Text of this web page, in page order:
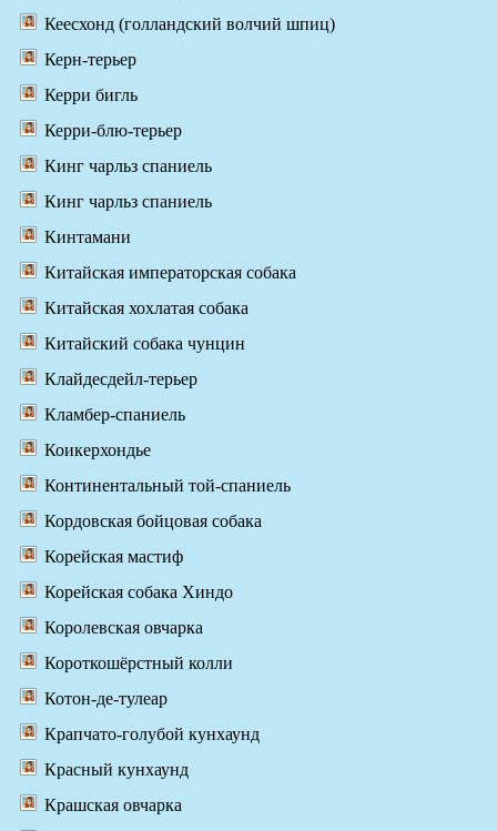
Кеесхонд (голландский волчий шпиц)
Керн-терьер
Керри бигль
Керри-блю-терьер
Кинг чарльз спаниель
Кинг чарльз спаниель
Кинтамани
Китайская императорская собака
Китайская хохлатая собака
Китайский собака чунцин
Клайдесдейл-терьер
Кламбер-спаниель
Коикерхондье
Континентальный той-спаниель
Кордовская бойцовая собака
Корейская мастиф
Корейская собака Хиндо
Королевская овчарка
Короткошёрстный колли
Котон-де-тулеар
Крапчато-голубой кунхаунд
Красный кунхаунд
Крашская овчарка